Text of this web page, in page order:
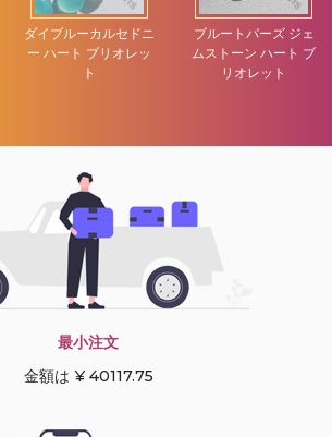
ダイブルーカルセドニ
ー ハート ブリオレッ
ト
ブルートパーズ ジェ
ムストーン ハート ブ
リオレット
最小注文
金額は ¥ 40117.75